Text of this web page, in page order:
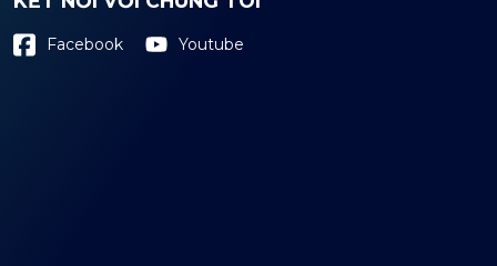
Facebook Youtube